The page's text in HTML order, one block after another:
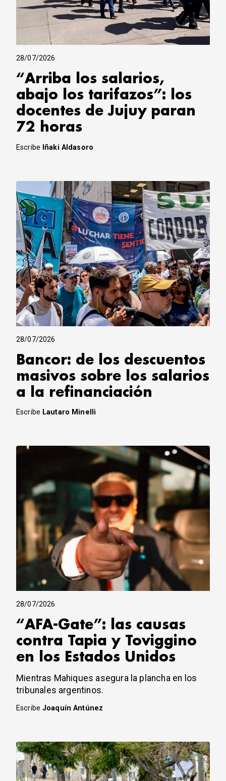
28/07/2026
“Arriba los salarios,
abajo los tarifazos”: los
docentes de Jujuy paran
72 horas
Escribe Iñaki Aldasoro
28/07/2026
Bancor: de los descuentos
masivos sobre los salarios
a la refinanciación
Escribe Lautaro Minelli
28/07/2026
“AFA-Gate”: las causas
contra Tapia y Toviggino
en los Estados Unidos
Mientras Mahiques asegura la plancha en los
tribunales argentinos.
EscribeJoaquín Antúnez